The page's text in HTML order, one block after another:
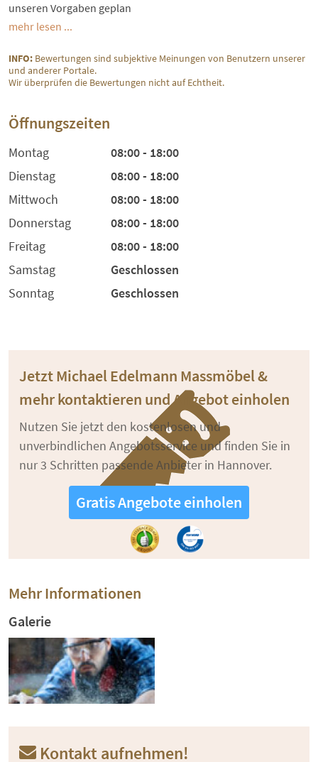
unseren Vorgaben geplan
mehr lesen ...
INFO: Bewertungen sind subjektive Meinungen von Benutzern unserer
und anderer Portale.
Wir überprüfen die Bewertungen nicht auf Echtheit.
Öffnungszeiten
Montag
08:00 - 18:00
Dienstag
08:00 - 18:00
Mittwoch
08:00 - 18:00
Donnerstag
08:00 - 18:00
Freitag
08:00 - 18:00
Samstag
Geschlossen
Sonntag
Geschlossen
Jetzt Michael Edelmann Massmöbel &
mehr kontaktieren und Angebot einholen
Nutzen Sie jetzt den kostenlosen und
unverbindlichen Angebotsservice und finden Sie in
nur 3 Schritten passende Anbieter in Hannover.
Gratis Angebote einholen
Mehr Informationen
Galerie
Kontakt aufnehmen!